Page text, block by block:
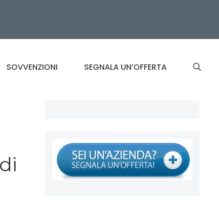
SOVVENZIONI SEGNALA UN’OFFERTA